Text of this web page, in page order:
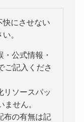
にさせない
。
公式情報・
ご記入くださ
リソースパッ
せん。
布の有無は記